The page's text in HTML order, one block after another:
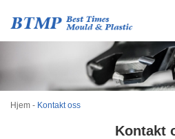
Hjem - Kontakt oss
Kontakt